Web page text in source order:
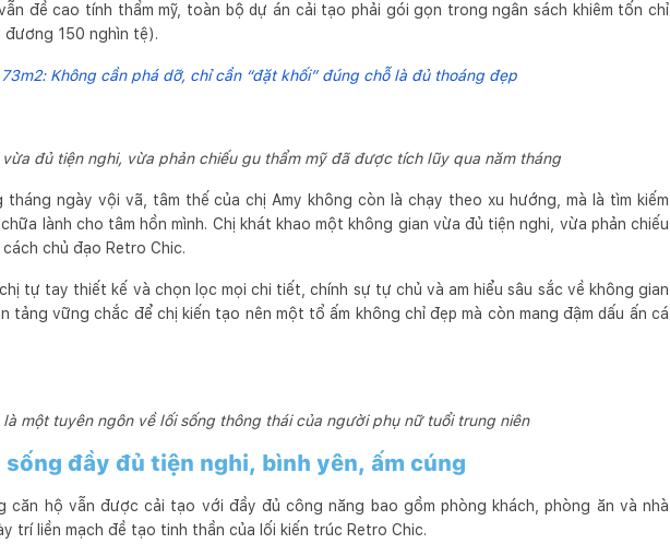
đề cao tính thẩm mỹ, toàn bộ dự án cải tạo phải gói gọn trong ngân sách khiêm tốn chỉ
150 nghìn tệ).
Không cần phá dỡ, chỉ cần “đặt khối” đúng chỗ là đủ thoáng đẹp
đủ tiện nghi, vừa phản chiếu gu thẩm mỹ đã được tích lũy qua năm tháng
ngày vội vã, tâm thế của chị Amy không còn là chạy theo xu hướng, mà là tìm kiếm
lành cho tâm hồn mình. Chị khát khao một không gian vừa đủ tiện nghi, vừa phản chiếu
chủ đạo Retro Chic.
tự tay thiết kế và chọn lọc mọi chi tiết, chính sự tự chủ và am hiểu sâu sắc về không gian
tảng vững chắc để chị kiến tạo nên một tổ ấm không chỉ đẹp mà còn mang đậm dấu ấn cá
là một tuyên ngôn về lối sống thông thái của người phụ nữ tuổi trung niên
đầy đủ tiện nghi, bình yên, ấm cúng
căn hộ vẫn được cải tạo với đầy đủ công năng bao gồm phòng khách, phòng ăn và nhà
trí liền mạch đề tạo tinh thần của lối kiến trúc Retro Chic.